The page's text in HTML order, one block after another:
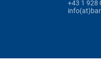
+43 1 928